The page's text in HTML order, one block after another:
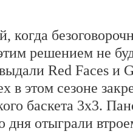
когда
решением не
Red Faces и
в этом сезоне
баскета 3х3.
дня отыграли